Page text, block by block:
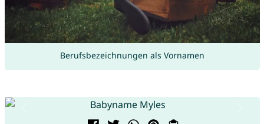
Berufsbezeichnungen als Vornamen